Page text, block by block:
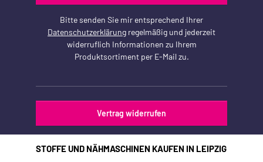
Bitte senden Sie mir entsprechend Ihrer
Datenschutzerklärung regelmäßig und jederzeit
widerruflich Informationen zu Ihrem
Produktsortiment per E-Mail zu.
Vertrag widerrufen
STOFFE UND NÄHMASCHINEN KAUFEN IN LEIPZIG